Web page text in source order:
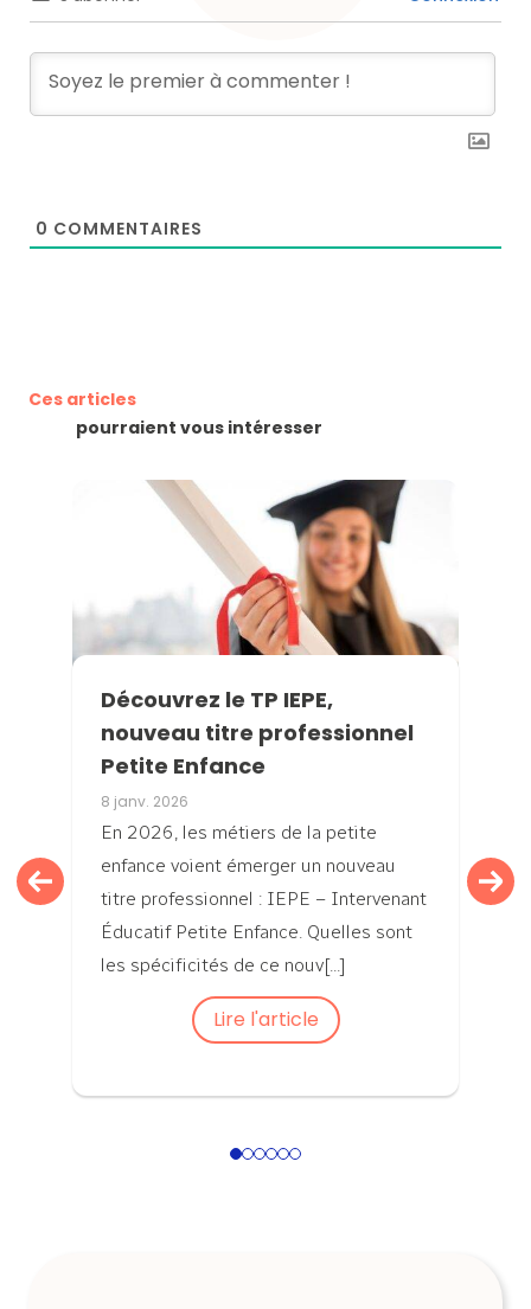
0 COMMENTAIRES
Ces articles
pourraient vous intéresser
Découvrez le TP IEPE,
nouveau titre professionnel
Petite Enfance
8 janv. 2026
En 2026, les métiers de la petite
enfance voient émerger un nouveau
titre professionnel : IEPE – Intervenant
Éducatif Petite Enfance. Quelles sont
les spécificités de ce nouv[...]
Lire l'article
123456